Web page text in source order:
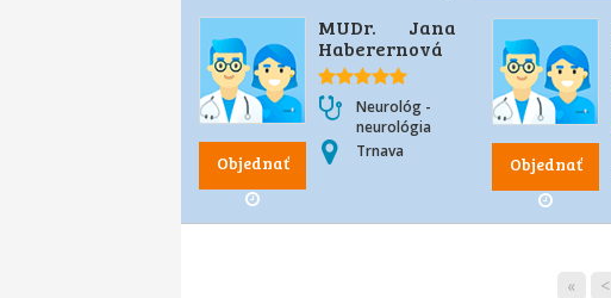
Objednať
MUDr. Jana
Haberernová
Neurológ -
neurológia
Trnava
Objednať
« <